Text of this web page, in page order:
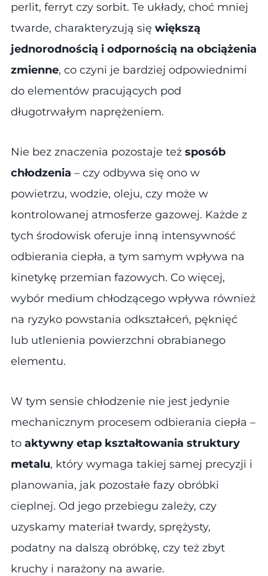
perlit, ferryt czy sorbit. Te układy, choć mniej
twarde, charakteryzują się większą
jednorodnością i odpornością na obciążenia
zmienne, co czyni je bardziej odpowiednimi
do elementów pracujących pod
długotrwałym naprężeniem.
Nie bez znaczenia pozostaje też sposób
chłodzenia – czy odbywa się ono w
powietrzu, wodzie, oleju, czy może w
kontrolowanej atmosferze gazowej. Każde z
tych środowisk oferuje inną intensywność
odbierania ciepła, a tym samym wpływa na
kinetykę przemian fazowych. Co więcej,
wybór medium chłodzącego wpływa również
na ryzyko powstania odkształceń, pęknięć
lub utlenienia powierzchni obrabianego
elementu.
W tym sensie chłodzenie nie jest jedynie
mechanicznym procesem odbierania ciepła –
to aktywny etap kształtowania struktury
metalu, który wymaga takiej samej precyzji i
planowania, jak pozostałe fazy obróbki
cieplnej. Od jego przebiegu zależy, czy
uzyskamy materiał twardy, sprężysty,
podatny na dalszą obróbkę, czy też zbyt
kruchy i narażony na awarie.